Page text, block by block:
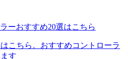
ーおすすめ20選はこちら
こちら。おすすめコントローラ
す